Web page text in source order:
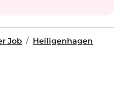
Job Heiligenhagen